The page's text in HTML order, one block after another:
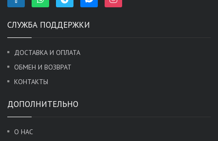
СЛУЖБА ПОДДЕРЖКИ
ДОСТАВКА И ОПЛАТА
ОБМЕН И ВОЗВРАТ
КОНТАКТЫ
ДОПОЛНИТЕЛЬНО
О НАС